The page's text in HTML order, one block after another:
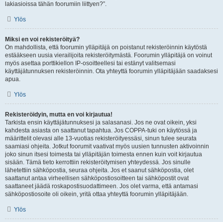
lakiasioissa tähän foorumiin liittyen?”.
Ylös
Miksi en voi rekisteröityä?
On mahdollista, että foorumin ylläpitäjä on poistanut rekisteröinnin käytöstä
estääkseen uusia vierailijoita rekisteröitymästä. Foorumin ylläpitäjä on voinut
myös asettaa porttikiellon IP-osoitteellesi tai estänyt valitsemasi
käyttäjätunnuksen rekisteröinnin. Ota yhteyttä foorumin ylläpitäjään saadaksesi
apua.
Ylös
Rekisteröidyin, mutta en voi kirjautua!
Tarkista ensin käyttäjätunnuksesi ja salasanasi. Jos ne ovat oikein, yksi
kahdesta asiasta on saattanut tapahtua. Jos COPPA-tuki on käytössä ja
määrittelit olevasi alle 13-vuotias rekisteröityessäsi, sinun tulee seurata
saamiasi ohjeita. Jotkut foorumit vaativat myös uusien tunnusten aktivoinnin
joko sinun itsesi toimesta tai ylläpitäjän toimesta ennen kuin voit kirjautua
sisään. Tämä tieto kerrottiin rekisteröitymisen yhteydessä. Jos sinulle
lähetettiin sähköpostia, seuraa ohjeita. Jos et saanut sähköpostia, olet
saattanut antaa virheellisen sähköpostiosoitteen tai sähköpostit ovat
saattaneet jäädä roskapostisuodattimeen. Jos olet varma, että antamasi
sähköpostiosoite oli oikein, yritä ottaa yhteyttä foorumin ylläpitäjään.
Ylös